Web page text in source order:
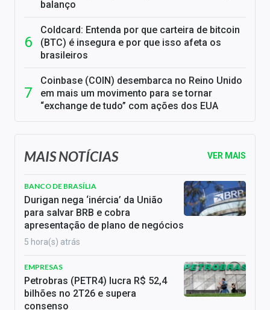
balanço
Coldcard: Entenda por que carteira de bitcoin
(BTC) é insegura e por que isso afeta os
brasileiros
Coinbase (COIN) desembarca no Reino Unido
em mais um movimento para se tornar
“exchange de tudo” com ações dos EUA
MAIS NOTÍCIAS VER MAIS
BANCO DE BRASÍLIA
Durigan nega ‘inércia’ da União
para salvar BRB e cobra
apresentação de plano de negócios
5 hora(s) atrás
EMPRESAS
Petrobras (PETR4) lucra R$ 52,4
bilhões no 2T26 e supera
consenso